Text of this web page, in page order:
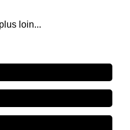
loin...